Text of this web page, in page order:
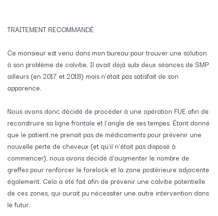
TRAITEMENT RECOMMANDÉ
Ce monsieur est venu dans mon bureau pour trouver une solution
à son problème de calvitie. Il avait déjà subi deux séances de SMP
ailleurs (en 2017 et 2018) mais n'était pas satisfait de son
apparence.
Nous avons donc décidé de procéder à une opération FUE afin de
reconstruire sa ligne frontale et l'angle de ses tempes. Étant donné
que le patient ne prenait pas de médicaments pour prévenir une
nouvelle perte de cheveux (et qu'il n'était pas disposé à
commencer), nous avons décidé d'augmenter le nombre de
greffes pour renforcer le forelock et la zone postérieure adjacente
également. Cela a été fait afin de prévenir une calvitie potentielle
de ces zones, qui aurait pu nécessiter une autre intervention dans
le futur.